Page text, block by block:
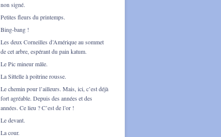
non signé.
Petites fleurs du printemps.
Bing-bang !
Les deux Corneilles d’Amérique au sommet
de cet arbre, espérant du pain katum.
Le Pic mineur mâle.
La Sittelle à poitrine rousse.
Le chemin pour l’ailleurs. Mais, ici, c’est déjà
fort agréable. Depuis des années et des
années. Ce lieu ? C’est de l’or !
Le devant.
La cour.